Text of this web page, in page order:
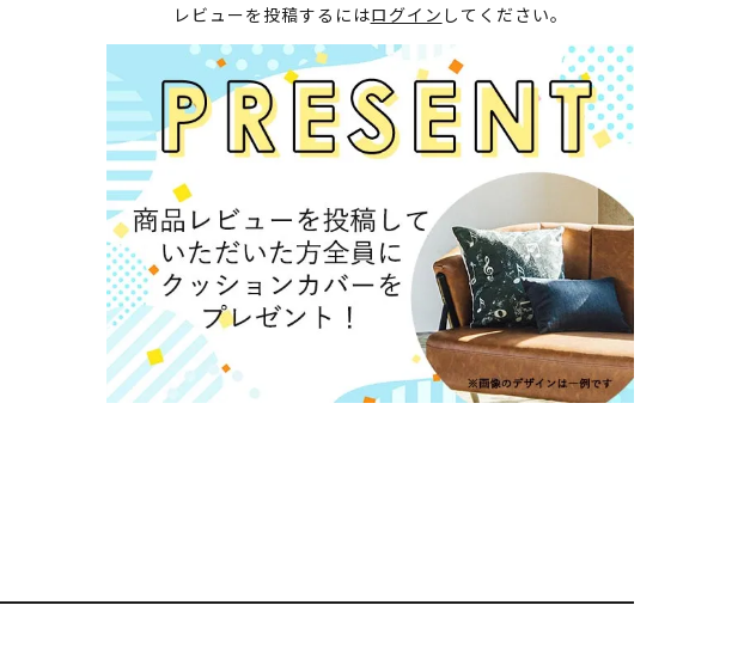
レビューを投稿するにはログイン してください。